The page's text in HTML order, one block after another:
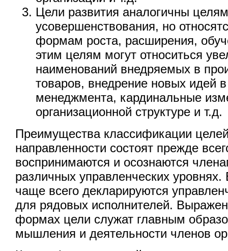
Цели развития аналогичны
усовершенствования, но
формам роста, расширения,
этим целям могут относиться
наименований внедряемых в
товаров, внедрение новых идей
менеджмента, кардинальные
организационной структуре и т.д.
Преимущества классификации
направленности состоят прежде
воспринимаются и осознаются
различных управленческих уровнях.
чаще всего декларируются
для рядовых исполнителей.
формах цели служат главным
мышления и деятельности членов